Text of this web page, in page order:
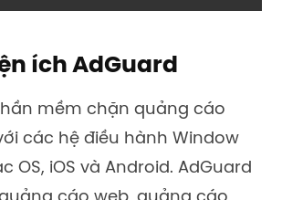
ích AdGuard
mềm chặn quảng cáo
các hệ điều hành Window
OS, iOS và Android. AdGuard